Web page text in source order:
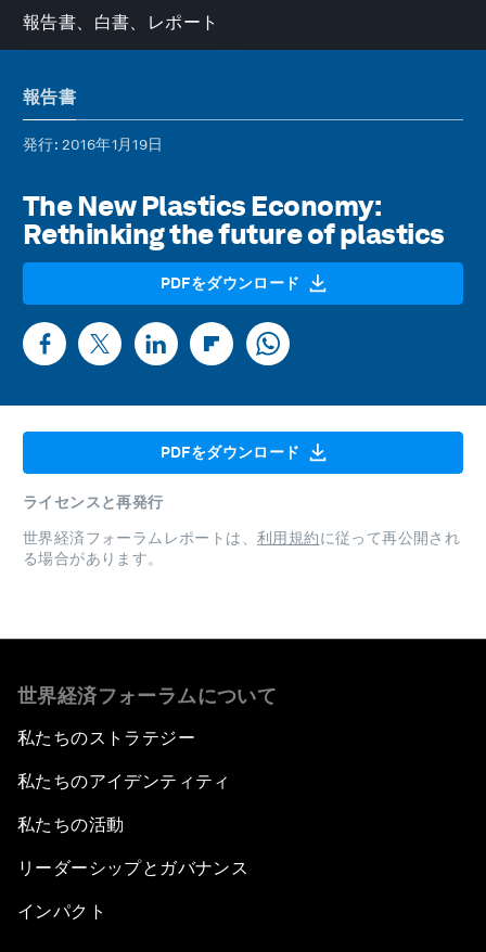
報告書、白書、レポート
報告書
発行: 2016年1月19日
The New Plastics Economy:
Rethinking the future of plastics
PDFをダウンロード
PDFをダウンロード
ライセンスと再発行
世界経済フォーラムレポートは、 利用規約に従って再公開され
る場合があります。
世界経済フォーラムについて
私たちのストラテジー
私たちのアイデンティティ
私たちの活動
リーダーシップとガバナンス
インパクト